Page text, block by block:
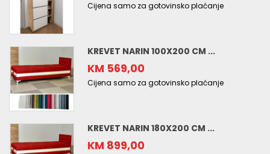
Cijena samo za gotovinsko plaćanje
KREVET NARIN 100X200 CM ...
KM 569,00
Cijena samo za gotovinsko plaćanje
KREVET NARIN 180X200 CM ...
KM 899,00